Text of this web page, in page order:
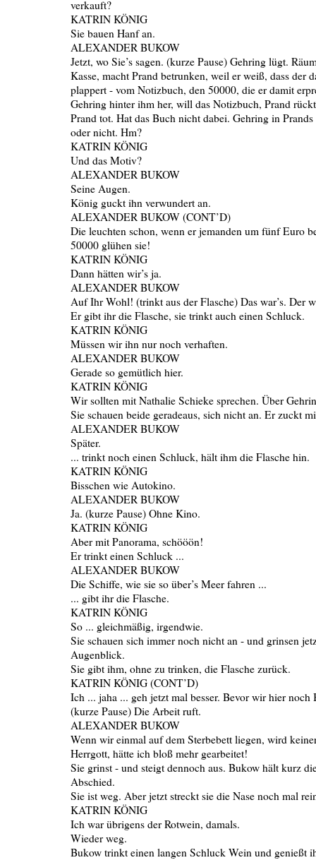
verkauft?
KATRIN KÖNIG
Sie bauen Hanf an.
ALEXANDER BUKOW
Jetzt, wo Sie’s sagen. (kurze Pause) Gehring lügt.
Kasse, macht Prand betrunken, weil er weiß, dass der
plappert - vom Notizbuch, den 50000, die er damit
Gehring hinter ihm her, will das Notizbuch, Prand
Prand tot. Hat das Buch nicht dabei. Gehring in
oder nicht. Hm?
KATRIN KÖNIG
Und das Motiv?
ALEXANDER BUKOW
Seine Augen.
König guckt ihn verwundert an.
ALEXANDER BUKOW (CONT’D)
Die leuchten schon, wenn er jemanden um fünf Euro
50000 glühen sie!
KATRIN KÖNIG
Dann hätten wir’s ja.
ALEXANDER BUKOW
Auf Ihr Wohl! (trinkt aus der Flasche) Das war’s. Der
Er gibt ihr die Flasche, sie trinkt auch einen Schluck.
KATRIN KÖNIG
Müssen wir ihn nur noch verhaften.
ALEXANDER BUKOW
Gerade so gemütlich hier.
KATRIN KÖNIG
Wir sollten mit Nathalie Schieke sprechen. Über
Sie schauen beide geradeaus, sich nicht an. Er zuckt
ALEXANDER BUKOW
Später.
... trinkt noch einen Schluck, hält ihm die Flasche hin.
KATRIN KÖNIG
Bisschen wie Autokino.
ALEXANDER BUKOW
Ja. (kurze Pause) Ohne Kino.
KATRIN KÖNIG
Aber mit Panorama, schööön!
Er trinkt einen Schluck ...
ALEXANDER BUKOW
Die Schiffe, wie sie so über’s Meer fahren ...
... gibt ihr die Flasche.
KATRIN KÖNIG
So ... gleichmäßig, irgendwie.
Sie schauen sich immer noch nicht an - und grinsen
Augenblick.
Sie gibt ihm, ohne zu trinken, die Flasche zurück.
KATRIN KÖNIG (CONT’D)
Ich ... jaha ... geh jetzt mal besser. Bevor wir hier noch
(kurze Pause) Die Arbeit ruft.
ALEXANDER BUKOW
Wenn wir einmal auf dem Sterbebett liegen, wird
Herrgott, hätte ich bloß mehr gearbeitet!
Sie grinst - und steigt dennoch aus. Bukow hält kurz
Abschied.
Sie ist weg. Aber jetzt streckt sie die Nase noch mal
KATRIN KÖNIG
Ich war übrigens der Rotwein, damals.
Wieder weg.
Bukow trinkt einen langen Schluck Wein und genießt